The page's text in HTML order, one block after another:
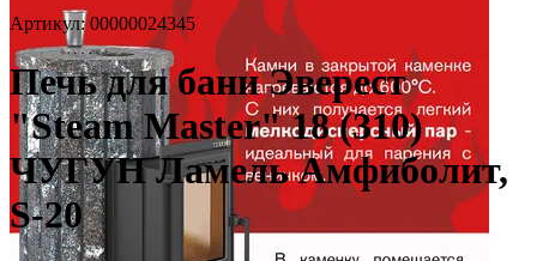
Артикул: 00000024345
Печь для бани Эверест
"Steam Master" 18 (310)
ЧУГУН Ламель Амфиболит,
S-20